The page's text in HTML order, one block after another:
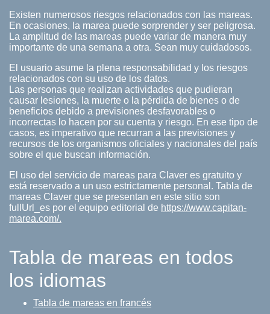
Existen numerosos riesgos relacionados con las mareas.
En ocasiones, la marea puede sorprender y ser peligrosa.
La amplitud de las mareas puede variar de manera muy
importante de una semana a otra. Sean muy cuidadosos.
El usuario asume la plena responsabilidad y los riesgos
relacionados con su uso de los datos.
Las personas que realizan actividades que pudieran
causar lesiones, la muerte o la pérdida de bienes o de
beneficios debido a previsiones desfavorables o
incorrectas lo hacen por su cuenta y riesgo. En ese tipo de
casos, es imperativo que recurran a las previsiones y
recursos de los organismos oficiales y nacionales del país
sobre el que buscan información.
El uso del servicio de mareas para Claver es gratuito y
está reservado a un uso estrictamente personal. Tabla de
mareas Claver que se presentan en este sitio son
fullUrl_es por el equipo editorial de https://www.capitan-
marea.com/.
Tabla de mareas en todos
los idiomas
Tabla de mareas en francés